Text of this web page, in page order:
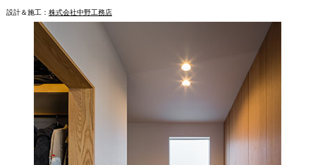
設計＆施工： 株式会社中野工務店